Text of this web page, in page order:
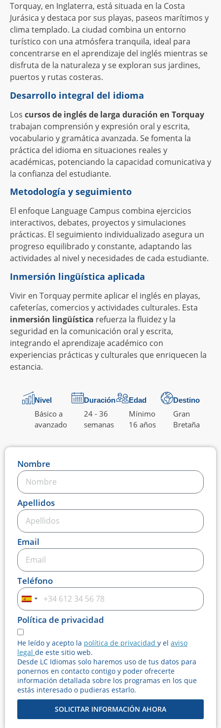
Torquay, en Inglaterra, está situada en la Costa
Jurásica y destaca por sus playas, paseos marítimos y
clima templado. La ciudad combina un entorno
turístico con una atmósfera tranquila, ideal para
concentrarse en el aprendizaje del inglés mientras se
disfruta de la naturaleza y se exploran sus jardines,
puertos y rutas costeras.
Desarrollo integral del idioma
Los cursos de inglés de larga duración en Torquay
trabajan comprensión y expresión oral y escrita,
vocabulario y gramática avanzada. Se fomenta la
práctica del idioma en situaciones reales y
académicas, potenciando la capacidad comunicativa y
la confianza del estudiante.
Metodología y seguimiento
El enfoque Language Campus combina ejercicios
interactivos, debates, proyectos y simulaciones
prácticas. El seguimiento individualizado asegura un
progreso equilibrado y constante, adaptando las
actividades al nivel y necesidades de cada estudiante.
Inmersión lingüística aplicada
Vivir en Torquay permite aplicar el inglés en playas,
cafeterías, comercios y actividades culturales. Esta
inmersión lingüística refuerza la fluidez y la
seguridad en la comunicación oral y escrita,
integrando el aprendizaje académico con
experiencias prácticas y culturales que enriquecen la
estancia.
Nivel
Básico a
avanzado
Duración
24 - 36
semanas
Edad
Mínimo
16 años
Destino
Gran
Bretaña
Nombre
Apellidos
Email
Teléfono
Spain
+34
Política de privacidad
He leído y acepto la política de privacidad y el aviso
legal de este sitio web.
Desde LC Idiomas solo haremos uso de tus datos para
ponernos en contacto contigo y poder ofrecerte
información detallada sobre los programas en los que
estás interesado o pudieras estarlo.
SOLICITAR INFORMACIÓN AHORA